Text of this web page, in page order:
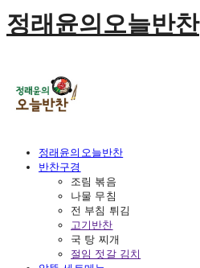
정래윤의오늘반찬
정래윤의오늘반찬
반찬구경
조림 볶음
나물 무침
전 부침 튀김
고기반찬
국 탕 찌개
절임 젓갈 김치